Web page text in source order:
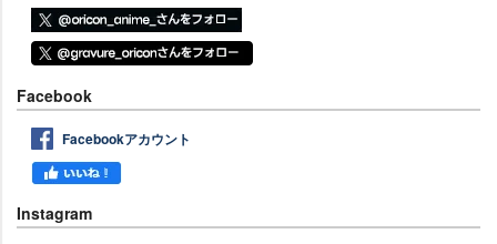
Facebook
Facebookアカウント
Instagram